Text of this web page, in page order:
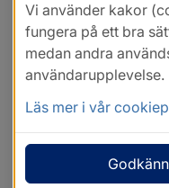
Vi använder kakor
fungera på ett bra
medan andra
användarupplevelse.
Läs mer i vår